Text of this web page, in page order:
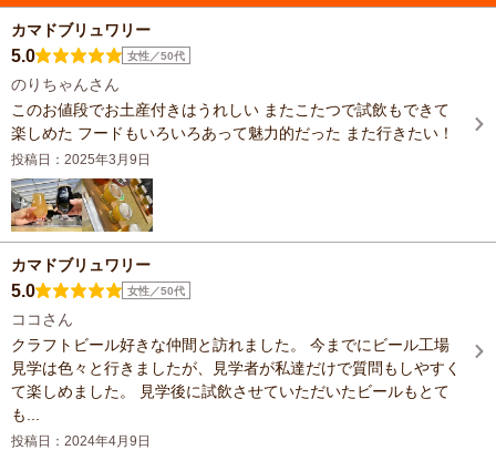
カマドブリュワリー
5.0 女性／50代
のりちゃんさん
このお値段でお土産付きはうれしい またこたつで試飲もできて
楽しめた フードもいろいろあって魅力的だった また行きたい！
投稿日：2025年3月9日
カマドブリュワリー
5.0 女性／50代
ココさん
クラフトビール好きな仲間と訪れました。 今までにビール工場
見学は色々と行きましたが、見学者が私達だけで質問もしやすく
て楽しめました。 見学後に試飲させていただいたビールもとて
も...
投稿日：2024年4月9日